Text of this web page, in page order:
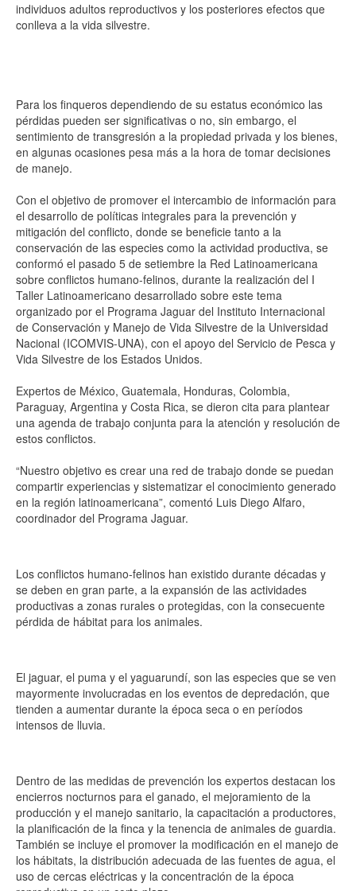
individuos adultos reproductivos y los posteriores efectos que
conlleva a la vida silvestre.
Para los finqueros dependiendo de su estatus económico las
pérdidas pueden ser significativas o no, sin embargo, el
sentimiento de transgresión a la propiedad privada y los bienes,
en algunas ocasiones pesa más a la hora de tomar decisiones
de manejo.
Con el objetivo de promover el intercambio de información para
el desarrollo de políticas integrales para la prevención y
mitigación del conflicto, donde se beneficie tanto a la
conservación de las especies como la actividad productiva, se
conformó el pasado 5 de setiembre la Red Latinoamericana
sobre conflictos humano-felinos, durante la realización del I
Taller Latinoamericano desarrollado sobre este tema
organizado por el Programa Jaguar del Instituto Internacional
de Conservación y Manejo de Vida Silvestre de la Universidad
Nacional (ICOMVIS-UNA), con el apoyo del Servicio de Pesca y
Vida Silvestre de los Estados Unidos.
Expertos de México, Guatemala, Honduras, Colombia,
Paraguay, Argentina y Costa Rica, se dieron cita para plantear
una agenda de trabajo conjunta para la atención y resolución de
estos conflictos.
“Nuestro objetivo es crear una red de trabajo donde se puedan
compartir experiencias y sistematizar el conocimiento generado
en la región latinoamericana”, comentó Luis Diego Alfaro,
coordinador del Programa Jaguar.
Los conflictos humano-felinos han existido durante décadas y
se deben en gran parte, a la expansión de las actividades
productivas a zonas rurales o protegidas, con la consecuente
pérdida de hábitat para los animales.
El jaguar, el puma y el yaguarundí, son las especies que se ven
mayormente involucradas en los eventos de depredación, que
tienden a aumentar durante la época seca o en períodos
intensos de lluvia.
Dentro de las medidas de prevención los expertos destacan los
encierros nocturnos para el ganado, el mejoramiento de la
producción y el manejo sanitario, la capacitación a productores,
la planificación de la finca y la tenencia de animales de guardia.
También se incluye el promover la modificación en el manejo de
los hábitats, la distribución adecuada de las fuentes de agua, el
uso de cercas eléctricas y la concentración de la época